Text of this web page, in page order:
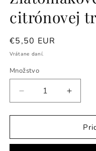
citrónovej
Normálna
cena
€5,50 EUR
Vrátane daní.
Množstvo
množstvo
pre
mydlo
Zvýšiť
pre
mydlo